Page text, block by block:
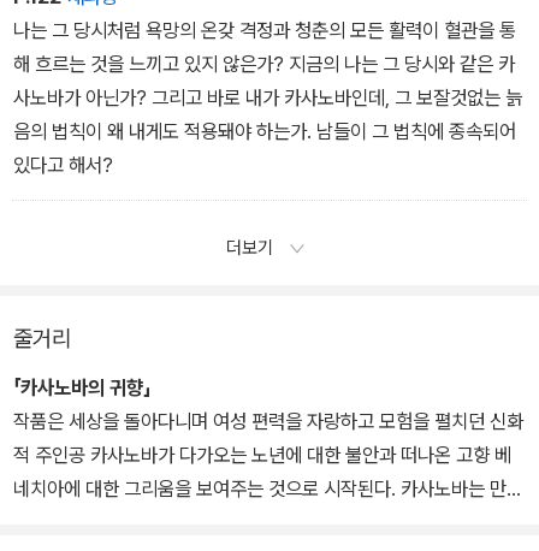
있을까요? 순종과 반항은 똑같이 하느님에게서 나오니까요.˝
나는 그 당시처럼 욕망의 온갖 격정과 청춘의 모든 활력이 혈관을 통
해 흐르는 것을 느끼고 있지 않은가? 지금의 나는 그 당시와 같은 카
사노바가 아닌가? 그리고 바로 내가 카사노바인데, 그 보잘것없는 늙
음의 법칙이 왜 내게도 적용돼야 하는가. 남들이 그 법칙에 종속되어
있다고 해서?
더보기
줄거리
「카사노바의 귀향」
작품은 세상을 돌아다니며 여성 편력을 자랑하고 모험을 펼치던 신화
적 주인공 카사노바가 다가오는 노년에 대한 불안과 떠나온 고향 베
네치아에 대한 그리움을 보여주는 것으로 시작된다. 카사노바는 만토